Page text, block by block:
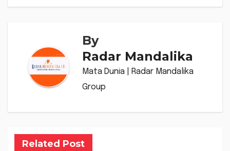
By
Radar Mandalika
Mata Dunia | Radar Mandalika
Group
Related Post